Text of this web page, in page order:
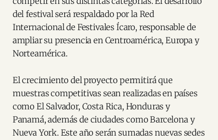
del festival será respaldado por la Red
Internacional de Festivales Ícaro, responsable de
ampliar su presencia en Centroamérica, Europa y
Norteamérica.
El crecimiento del proyecto permitirá que
muestras competitivas sean realizadas en países
como El Salvador, Costa Rica, Honduras y
Panamá, además de ciudades como Barcelona y
Nueva York. Este año serán sumadas nuevas sedes